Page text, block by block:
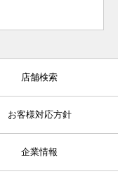
店舗検索
お客様対応方針
企業情報